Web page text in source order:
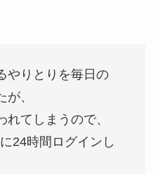
やりとりを毎日の
、
てしまうので、
24時間ログインし